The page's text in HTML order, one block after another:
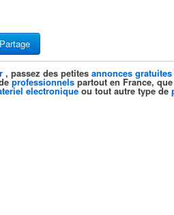
Partage
, passez des petites annonces gratuites
professionnels partout en France,
electroniqueou tout autre type de